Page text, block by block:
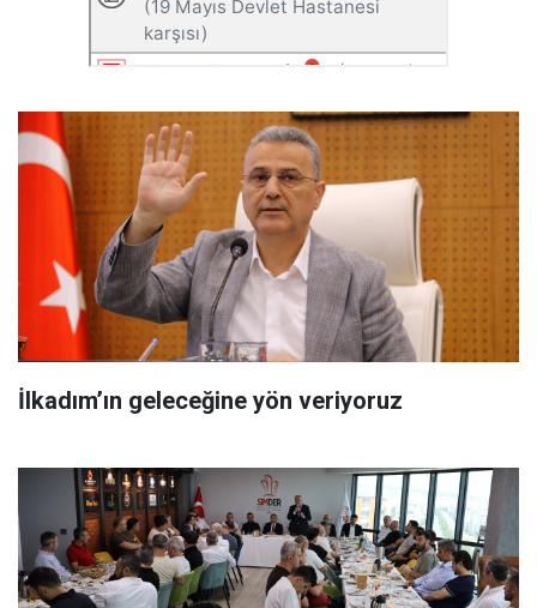
İlkadım’ın geleceğine yön veriyoruz